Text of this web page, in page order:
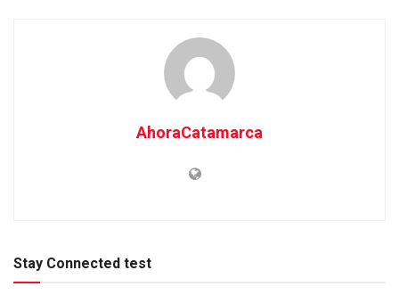
AhoraCatamarca
Stay Connected test